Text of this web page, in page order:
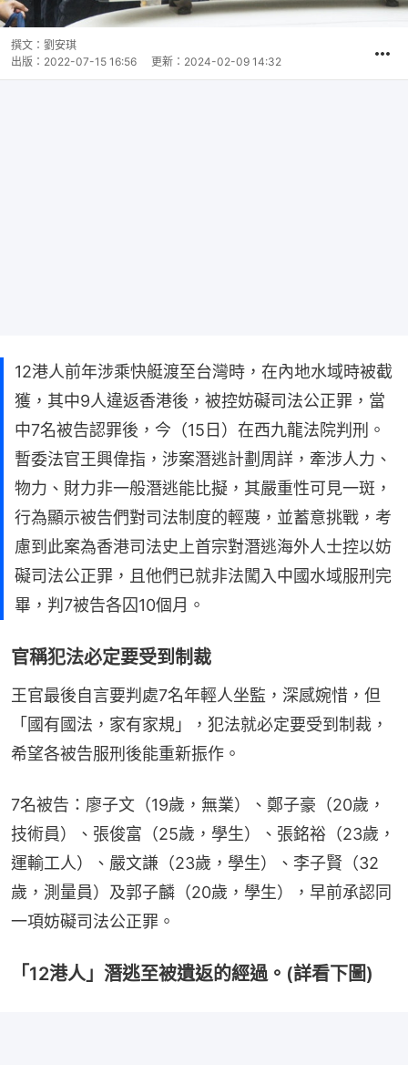
撰文： 劉安琪
出版： 2022-07-15 16:56 更新： 2024-02-09 14:32
12港人前年涉乘快艇渡至台灣時，在內地水域時被截
獲，其中9人違返香港後，被控妨礙司法公正罪，當
中7名被告認罪後，今（15日）在西九龍法院判刑。
暫委法官王興偉指，涉案潛逃計劃周詳，牽涉人力、
物力、財力非一般潛逃能比擬，其嚴重性可見一斑，
行為顯示被告們對司法制度的輕蔑，並蓄意挑戰，考
慮到此案為香港司法史上首宗對潛逃海外人士控以妨
礙司法公正罪，且他們已就非法闖入中國水域服刑完
畢，判7被告各囚10個月。
官稱犯法必定要受到制裁
王官最後自言要判處7名年輕人坐監，深感婉惜，但
「國有國法，家有家規」，犯法就必定要受到制裁，
希望各被告服刑後能重新振作。
7名被告：廖子文（19歲，無業）、鄭子豪（20歲，
技術員）、張俊富（25歲，學生）、張銘裕（23歲，
運輸工人）、嚴文謙（23歲，學生）、李子賢（32
歲，測量員）及郭子麟（20歲，學生），早前承認同
一項妨礙司法公正罪。
「12港人」潛逃至被遺返的經過。(詳看下圖)